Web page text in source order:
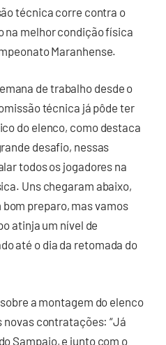
técnica corre contra o
na melhor condição física
Maranhense.
de trabalho desde o
técnica já pôde ter
do elenco, como destaca
desafio, nessas
todos os jogadores na
Uns chegaram abaixo,
preparo, mas vamos
atinja um nível de
até o dia da retomada do
a montagem do elenco
novas contratações: “Já
Sampaio, e junto com o